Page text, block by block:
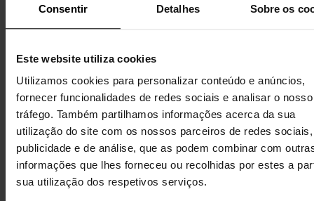
Consentir Detalhes Sobre os
Este website utiliza cookies
Utilizamos cookies para personalizar conteúdo e anúncios,
fornecer funcionalidades de redes sociais e analisar o nosso
tráfego. Também partilhamos informações acerca da sua
utilização do site com os nossos parceiros de redes
publicidade e de análise, que as podem combinar com
informações que lhes forneceu ou recolhidas por estes a
sua utilização dos respetivos serviços.
perguntas frequentesou visite a página
deServiço de Apoio ao Cliente
DETALHES